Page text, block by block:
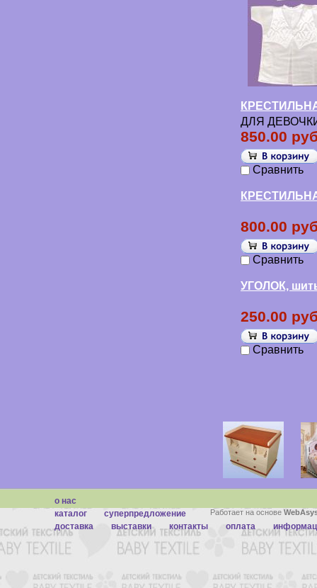
ДЛЯ
850.00
Сравнить
800.00
Сравнить
УГОЛОК,
250.00
Сравнить
о нас
каталог
суперпредложение
доставка
выставки контакты оплата
Работает на основе